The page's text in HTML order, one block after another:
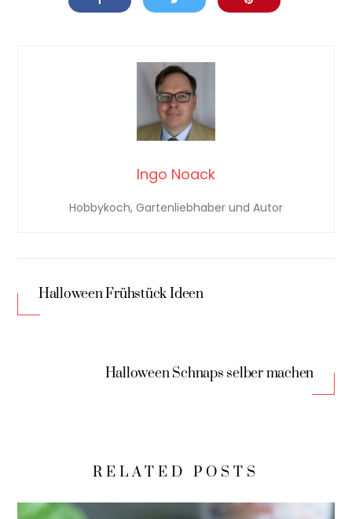
Ingo Noack
Hobbykoch, Gartenliebhaber und Autor
Halloween Frühstück Ideen
Halloween Schnaps selber machen
RELATED POSTS